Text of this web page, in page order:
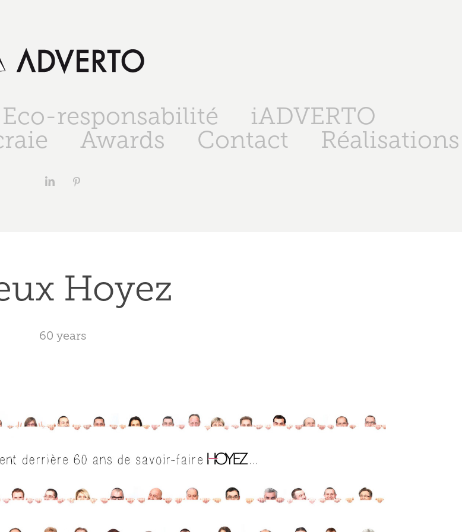
Eco-responsabilité
iADVERTO
Awards Contact Réalisations
Hoyez
60 years